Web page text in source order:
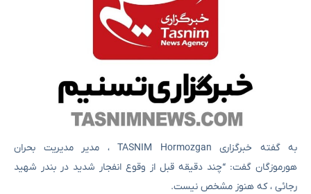
به گفته خبرگزاری TASNIM Hormozgan ، مدیر مدیریت بحران
هورموزگان گفت: “چند دقیقه قبل از وقوع انفجار شدید در بندر شهید
رجائی ، که هنوز مشخص نیست.